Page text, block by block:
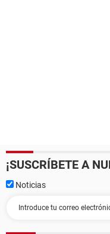
¡SUSCRÍBETE A
Noticias